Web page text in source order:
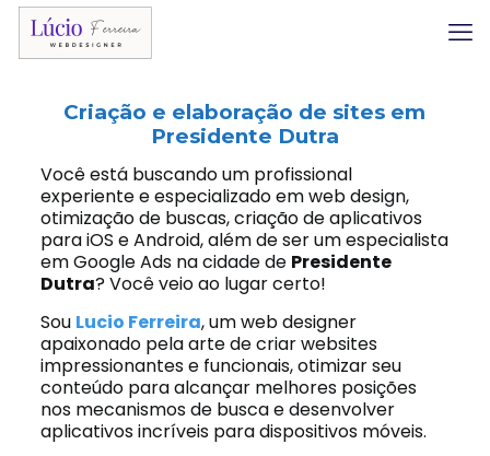
Criação e elaboração de sites em
Presidente Dutra
Você está buscando um profissional
experiente e especializado em web design,
otimização de buscas, criação de aplicativos
para iOS e Android, além de ser um especialista
em Google Ads na cidade de Presidente
Dutra? Você veio ao lugar certo!
Sou Lucio Ferreira, um web designer
apaixonado pela arte de criar websites
impressionantes e funcionais, otimizar seu
conteúdo para alcançar melhores posições
nos mecanismos de busca e desenvolver
aplicativos incríveis para dispositivos móveis.